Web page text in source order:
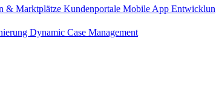
& Marktplätze Kundenportale Mobile App
Dynamic Case Management